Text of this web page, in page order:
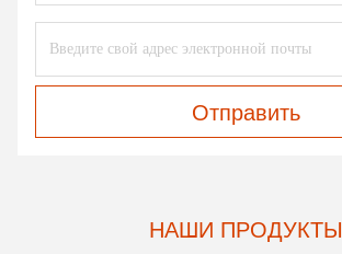
Отправить
НАШИ ПРОДУКТЫ